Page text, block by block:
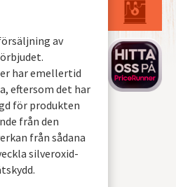
av
har emellertid
eftersom det har
för produkten
från den
från sådana
silveroxid-